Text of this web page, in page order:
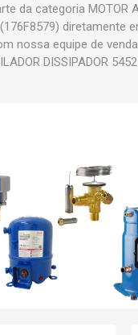
da categoria
(176F8579)
nossa equipe de
DISSIPADOR